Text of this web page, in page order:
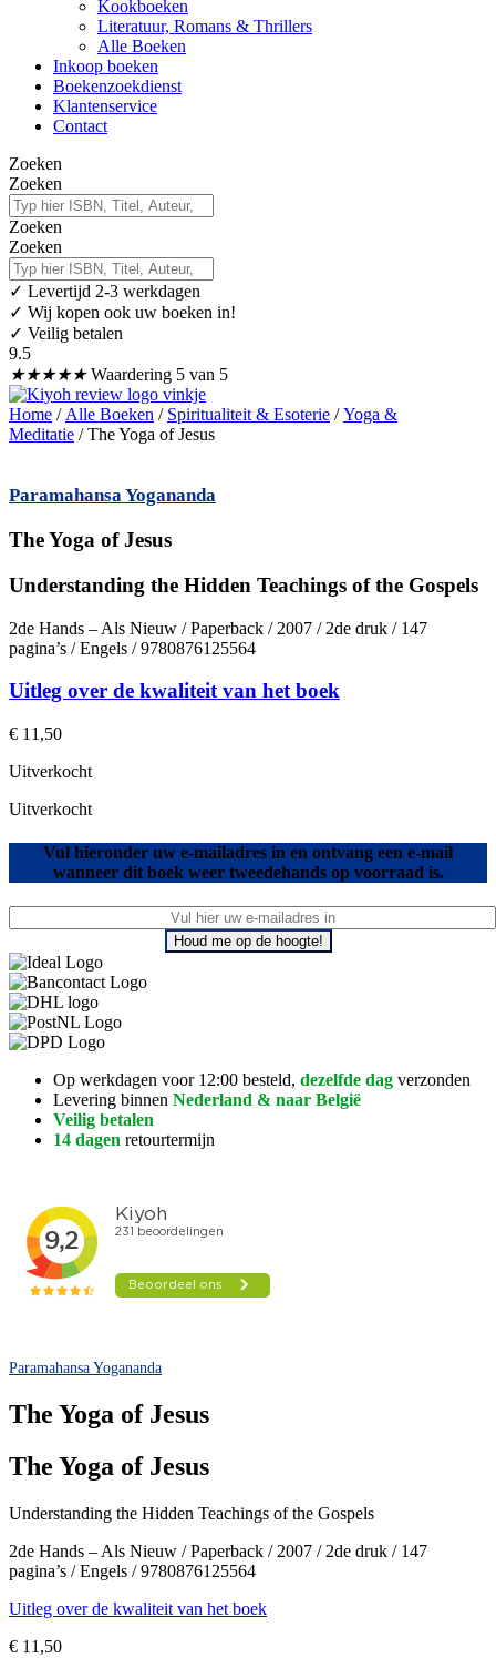
Kookboeken
Literatuur, Romans & Thrillers
Alle Boeken
Inkoop boeken
Boekenzoekdienst
Klantenservice
Contact
Zoeken
Zoeken
Zoeken
Zoeken
✓ Levertijd 2-3 werkdagen
✓ Wij kopen ook uw boeken in!
✓ Veilig betalen
9.5
★★★★★ Waardering 5 van 5
Home / Alle Boeken / Spiritualiteit & Esoterie /Yoga &
Meditatie / The Yoga of Jesus
Paramahansa Yogananda
The Yoga of Jesus
Understanding the Hidden Teachings of the Gospels
2de Hands – Als Nieuw / Paperback / 2007 / 2de druk / 147
pagina’s / Engels / 9780876125564
Uitleg over de kwaliteit van het boek
€ 11,50
Uitverkocht
Uitverkocht
Vul hieronder uw e-mailadres in en ontvang een e-mail
wanneer dit boek weer tweedehands op voorraad is.
Houd me op de hoogte!
Op werkdagen voor 12:00 besteld, dezelfde dag verzonden
Levering binnen Nederland & naar België
Veilig betalen
14 dagen retourtermijn
Paramahansa Yogananda
The Yoga of Jesus
The Yoga of Jesus
Understanding the Hidden Teachings of the Gospels
2de Hands – Als Nieuw / Paperback / 2007 / 2de druk / 147
pagina’s / Engels / 9780876125564
Uitleg over de kwaliteit van het boek
€ 11,50